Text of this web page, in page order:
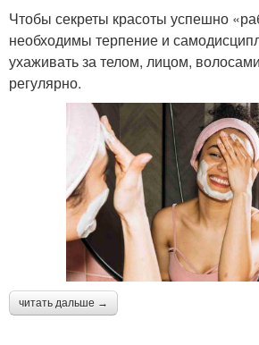
Чтобы секреты красоты успешно
необходимы терпение и
ухаживать за телом, лицом,
регулярно.
читать дальше →